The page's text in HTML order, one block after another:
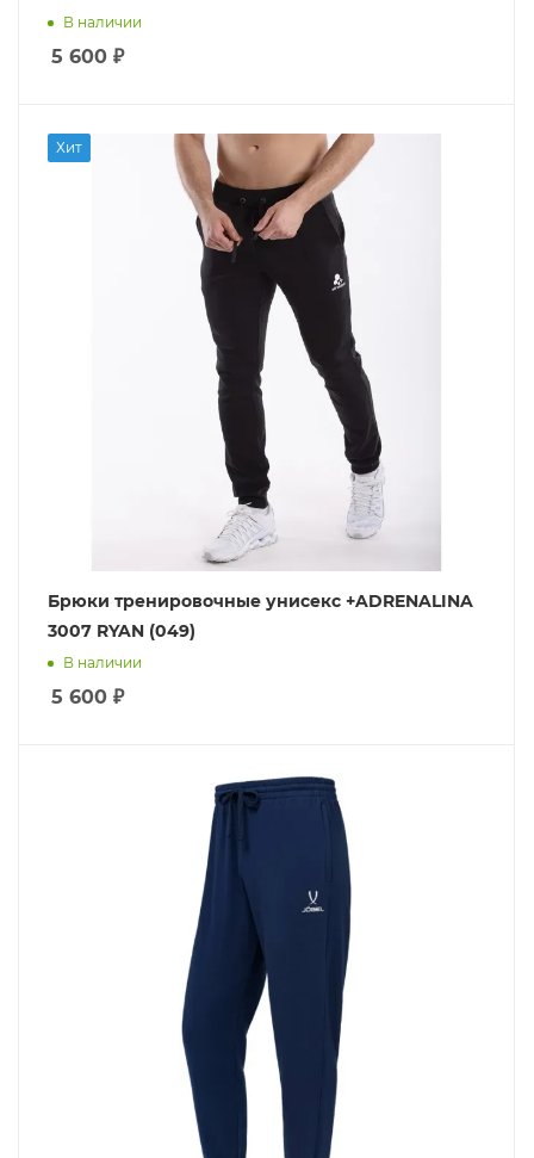
В наличии
5 600 ₽
Хит
Брюки тренировочные унисекс +ADRENALINA
3007 RYAN (049)
В наличии
5 600 ₽